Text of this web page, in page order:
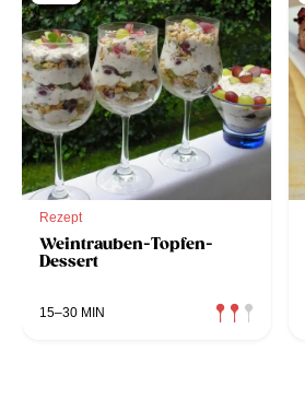
Rezept
Weintrauben-Topfen-
Dessert
15–30 MIN